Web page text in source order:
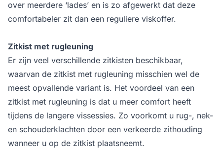
over meerdere ‘lades’ en is zo afgewerkt dat deze
comfortabeler zit dan een reguliere viskoffer.
Zitkist met rugleuning
Er zijn veel verschillende zitkisten beschikbaar,
waarvan de zitkist met rugleuning misschien wel de
meest opvallende variant is. Het voordeel van een
zitkist met rugleuning is dat u meer comfort heeft
tijdens de langere vissessies. Zo voorkomt u rug-, nek-
en schouderklachten door een verkeerde zithouding
wanneer u op de zitkist plaatsneemt.